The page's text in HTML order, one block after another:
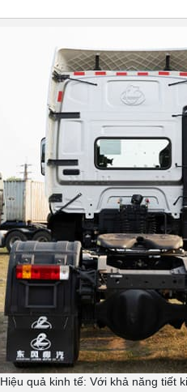
Hiệu quả kinh tế: Với khả năng tiết